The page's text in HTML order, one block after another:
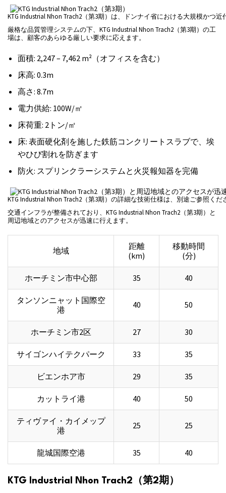
KTG Industrial Nhon Trach2（第3期）は、ドンナイ省における大規模かつ
厳格な品質管理システムの下、KTG Industrial Nhon Trach2（第3期）の工
場は、顧客のあらゆる厳しい要求に応えます。
面積: 2,247 – 7,462 m²（オフィスを含む）
床高: 0.3m
高さ: 8.7m
電力供給: 100W/㎡
床荷重: 2トン/㎡
床: 表面硬化剤を施した鉄筋コンクリートスラブで、埃
やひび割れを防ぎます
防火: スプリンクラーシステムと火災報知器を完備
KTG Industrial Nhon Trach2（第3期）の詳細な技術仕様は、別途ご参照くだ
交通インフラが整備されており、KTG Industrial Nhon Trach2（第3期）と
周辺地域とのアクセスが迅速に行えます。
地域
距離
(km)
移動時間
(分)
ホーチミン市中心部 35 40
タンソンニャット国際空
港
40 50
ホーチミン市2区 27 30
サイゴンハイテクパーク 33 35
ビエンホア市 29 35
カットライ港 40 50
ティヴァイ・カイメップ
港
25 25
龍城国際空港 35 40
KTG Industrial Nhon Trach2（第2期）